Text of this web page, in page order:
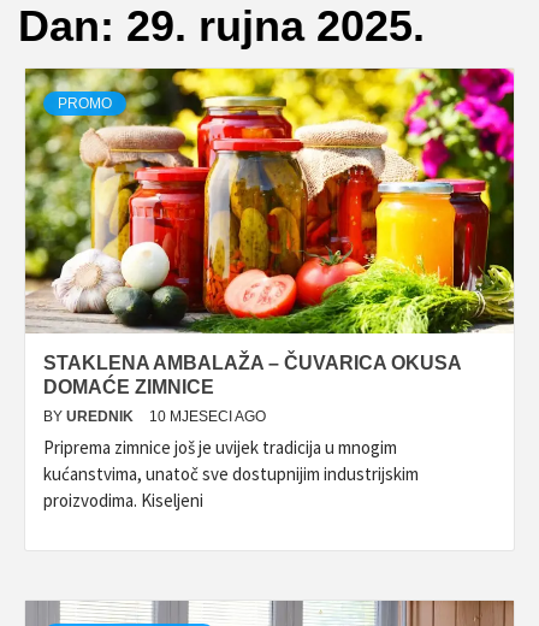
Dan: 29. rujna 2025.
PROMO
STAKLENA AMBALAŽA – ČUVARICA OKUSA
DOMAĆE ZIMNICE
BY UREDNIK 10 MJESECI AGO
Priprema zimnice još je uvijek tradicija u mnogim
kućanstvima, unatoč sve dostupnijim industrijskim
proizvodima. Kiseljeni